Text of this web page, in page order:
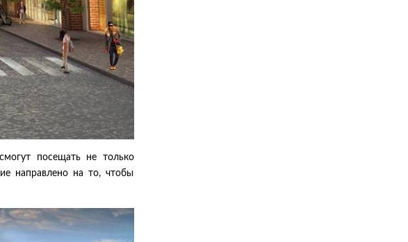
посещать не только
направлено на то, чтобы